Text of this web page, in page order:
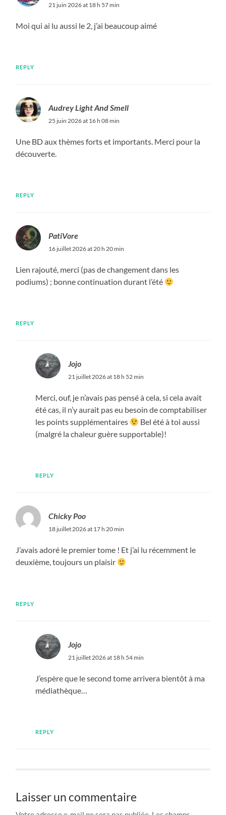
21 juin 2026 at 18 h 57 min
Moi qui ai lu aussi le 2, j’ai beaucoup aimé
REPLY
Audrey Light And Smell
25 juin 2026 at 16 h 08 min
Une BD aux thèmes forts et importants. Merci pour la
découverte.
REPLY
PatiVore
16 juillet 2026 at 20 h 20 min
Lien rajouté, merci (pas de changement dans les
podiums) ; bonne continuation durant l’été
REPLY
Jojo
21 juillet 2026 at 18 h 52 min
Merci, ouf, je n’avais pas pensé à cela, si cela avait
été cas, il n’y aurait pas eu besoin de comptabiliser
les points supplémentaires
Bel été à toi aussi
(malgré la chaleur guère supportable)!
REPLY
Chicky Poo
18 juillet 2026 at 17 h 20 min
J’avais adoré le premier tome ! Et j’ai lu récemment le
deuxième, toujours un plaisir
REPLY
Jojo
21 juillet 2026 at 18 h 54 min
J’espère que le second tome arrivera bientôt à ma
médiathèque…
REPLY
Laisser un commentaire